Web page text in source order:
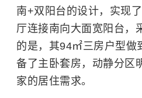
南+双阳台的设计，实现
厅连接南向大面宽阳台，
的是，其94㎡三房户型做
备了主卧套房，动静分区
家的居住需求。